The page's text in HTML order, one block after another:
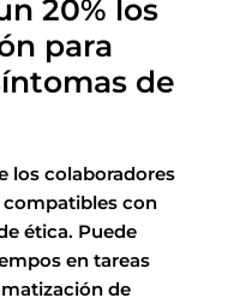
20% los
para
de
los colaboradores
con
ética. Puede
en tareas
de